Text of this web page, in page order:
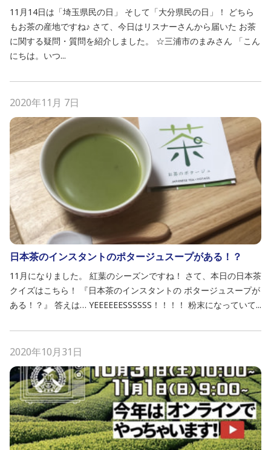
11月14日は「埼玉県民の日」 そして「大分県民の日」！ どちら
もお茶の産地ですね♪ さて、今日はリスナーさんから届いた お茶
に関する疑問・質問を紹介しました。 ☆三浦市のまみさん 「こん
にちは。いつ...
2020年11月 7日
日本茶のインスタントのポタージュスープがある！？
11月になりました。 紅葉のシーズンですね！ さて、本日の日本茶
クイズはこちら！ 『日本茶のインスタントの ポタージュスープが
ある！？』 答えは… YEEEEEESSSSSS！！！！ 粉末になっていて...
2020年10月31日